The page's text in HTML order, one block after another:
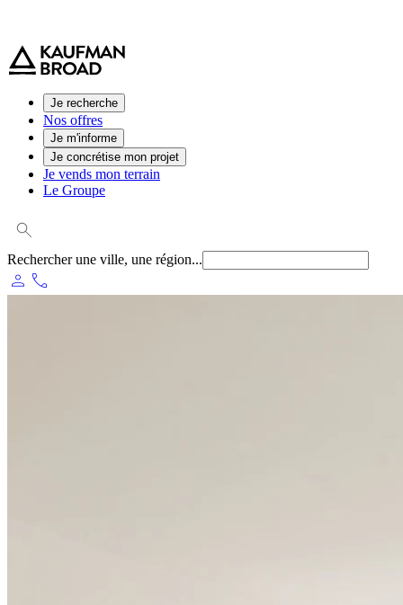
Je recherche
Nos offres
Je m'informe
Je concrétise mon projet
Je vends mon terrain
Le Groupe
Rechercher une ville, une région...
person phone